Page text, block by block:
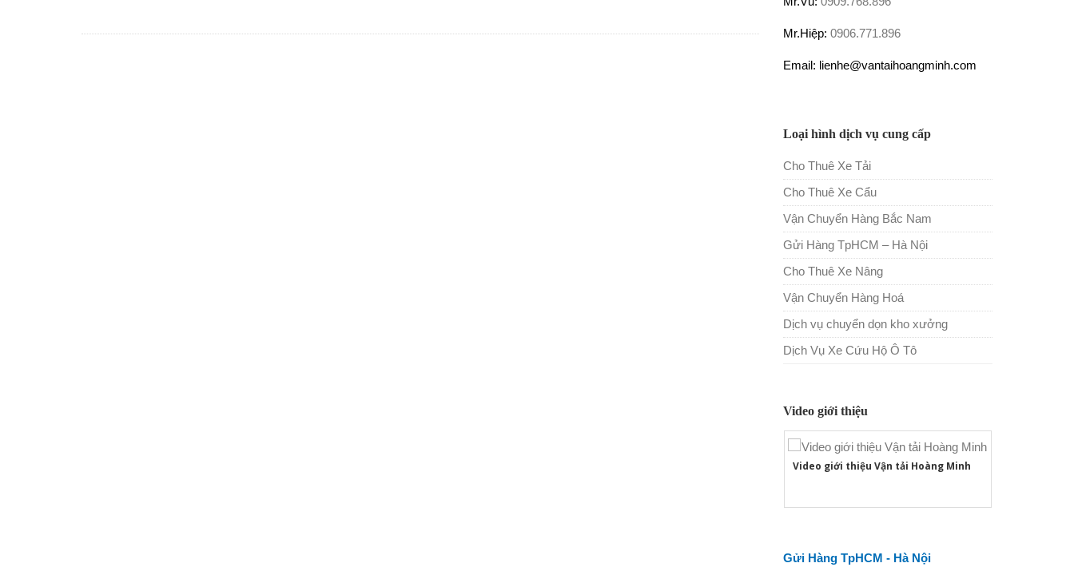
Mr.Hiệp: 0906.771.896
Email: lienhe@vantaihoangminh.com
Loại hình dịch vụ cung cấp
Cho Thuê Xe Tải
Cho Thuê Xe Cẩu
Vận Chuyển Hàng Bắc Nam
Gửi Hàng TpHCM – Hà Nội
Cho Thuê Xe Nâng
Vận Chuyển Hàng Hoá
Dịch vụ chuyển dọn kho xưởng
Dịch Vụ Xe Cứu Hộ Ô Tô
Video giới thiệu
Video giới thiệu Vận tải Hoàng Minh
Gửi Hàng TpHCM - Hà Nội